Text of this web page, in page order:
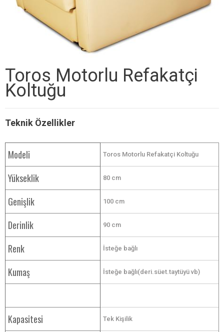
Toros Motorlu Refakatçi
Koltuğu
Teknik Özellikler
Modeli Toros Motorlu Refakatçi Koltuğu
Yükseklik 80 cm
Genişlik 100 cm
Derinlik 90 cm
Renk İsteğe bağlı
Kumaş İsteğe bağlı(deri.süet.taytüyü vb)
Kapasitesi Tek Kişilik